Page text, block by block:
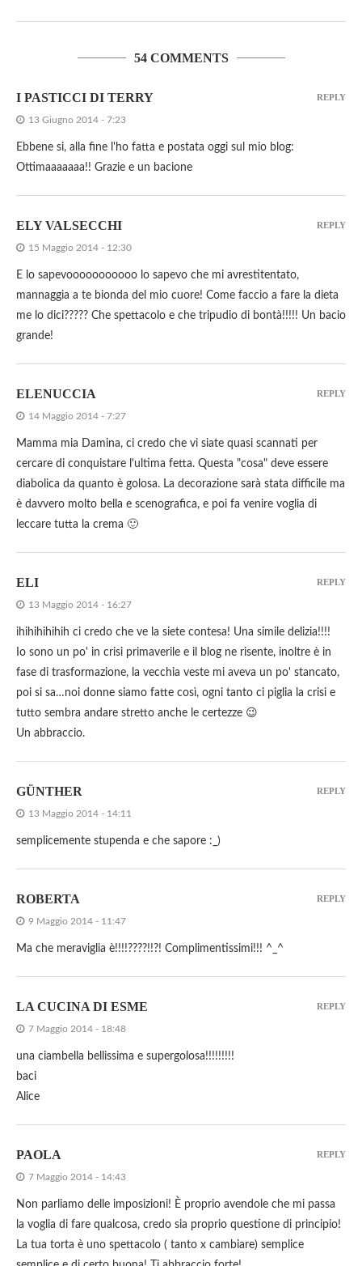
54 COMMENTS
I PASTICCI DI TERRY
13 Giugno 2014 - 7:23
Ebbene si, alla fine l'ho fatta e postata oggi sul mio blog:
Ottimaaaaaaa!! Grazie e un bacione
REPLY
ELY VALSECCHI
15 Maggio 2014 - 12:30
E lo sapevooooooooooo lo sapevo che mi avrestitentato,
mannaggia a te bionda del mio cuore! Come faccio a fare la dieta
me lo dici????? Che spettacolo e che tripudio di bontà!!!!! Un bacio
grande!
REPLY
ELENUCCIA
14 Maggio 2014 - 7:27
Mamma mia Damina, ci credo che vi siate quasi scannati per
cercare di conquistare l'ultima fetta. Questa "cosa" deve essere
diabolica da quanto è golosa. La decorazione sarà stata difficile ma
è davvero molto bella e scenografica, e poi fa venire voglia di
leccare tutta la crema 🙂
REPLY
ELI
13 Maggio 2014 - 16:27
ihihihihihih ci credo che ve la siete contesa! Una simile delizia!!!!
Io sono un po' in crisi primaverile e il blog ne risente, inoltre è in
fase di trasformazione, la vecchia veste mi aveva un po' stancato,
poi si sa…noi donne siamo fatte così, ogni tanto ci piglia la crisi e
tutto sembra andare stretto anche le certezze 😉
Un abbraccio.
REPLY
GÜNTHER
13 Maggio 2014 - 14:11
semplicemente stupenda e che sapore :_)
REPLY
ROBERTA
9 Maggio 2014 - 11:47
Ma che meraviglia è!!!!????!!?! Complimentissimi!!! ^_^
REPLY
LA CUCINA DI ESME
7 Maggio 2014 - 18:48
una ciambella bellissima e supergolosa!!!!!!!!!
baci
Alice
REPLY
PAOLA
7 Maggio 2014 - 14:43
Non parliamo delle imposizioni! È proprio avendole che mi passa
la voglia di fare qualcosa, credo sia proprio questione di principio!
La tua torta è uno spettacolo ( tanto x cambiare) semplice
REPLY